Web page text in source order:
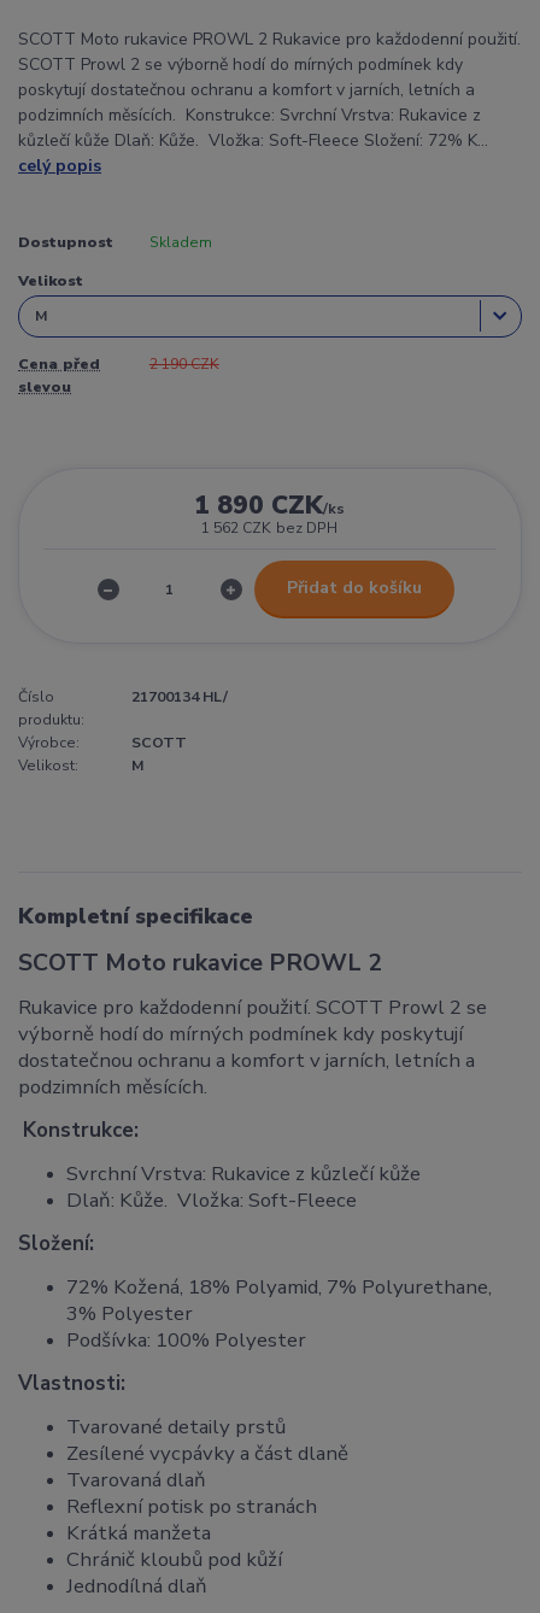
SCOTT Moto rukavice PROWL 2 Rukavice pro každodenní použití.
SCOTT Prowl 2 se výborně hodí do mírných podmínek kdy
poskytují dostatečnou ochranu a komfort v jarních, letních a
podzimních měsících. Konstrukce: Svrchní Vrstva: Rukavice z
kůzlečí kůže Dlaň: Kůže. Vložka: Soft-Fleece Složení: 72% K...
celý popis
Dostupnost Skladem
Velikost
Cena před
slevou
2 190 CZK
1 890 CZK/ks
1 562 CZK bez DPH
Přidat do košíku
Číslo
produktu:
21700134 HL/
Výrobce:
SCOTT
Velikost:
M
Kompletní specifikace
SCOTT Moto rukavice PROWL 2
Rukavice pro každodenní použití. SCOTT Prowl 2 se
výborně hodí do mírných podmínek kdy poskytují
dostatečnou ochranu a komfort v jarních, letních a
podzimních měsících.
Konstrukce:
Svrchní Vrstva: Rukavice z kůzlečí kůže
Dlaň: Kůže. Vložka: Soft-Fleece
Složení:
72% Kožená, 18% Polyamid, 7% Polyurethane,
3% Polyester
Podšívka: 100% Polyester
Vlastnosti:
Tvarované detaily prstů
Zesílené vycpávky a část dlaně
Tvarovaná dlaň
Reflexní potisk po stranách
Krátká manžeta
Chránič kloubů pod kůží
Jednodílná dlaň